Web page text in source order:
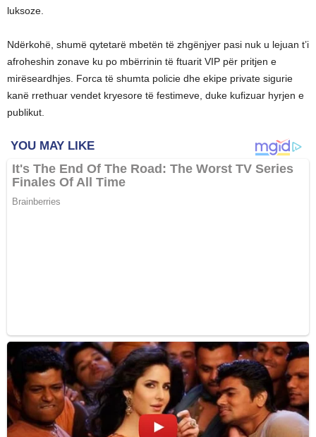
luksoze.
Ndërkohë, shumë qytetarë mbetën të zhgënjyer pasi nuk u lejuan t’i
afroheshin zonave ku po mbërrinin të ftuarit VIP për pritjen e
mirëseardhjes. Forca të shumta policie dhe ekipe private sigurie
kanë rrethuar vendet kryesore të festimeve, duke kufizuar hyrjen e
publikut.